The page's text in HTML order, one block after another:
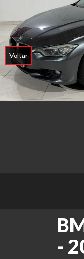
Voltar
-